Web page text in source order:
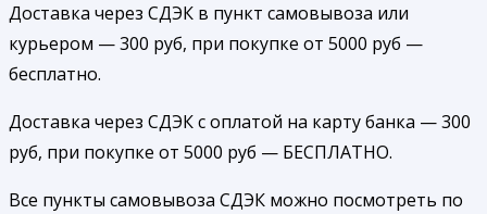
Доставка через СДЭК в пункт самовывоза или
курьером — 300 руб, при покупке от 5000 руб —
бесплатно.
Доставка через СДЭК с оплатой на карту банка — 300
руб, при покупке от 5000 руб — БЕСПЛАТНО.
Все пункты самовывоза СДЭК можно посмотреть по